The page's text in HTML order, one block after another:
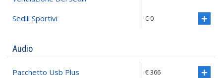
Sedili Sportivi
€ 0
Audio
Pacchetto Usb Plus € 366